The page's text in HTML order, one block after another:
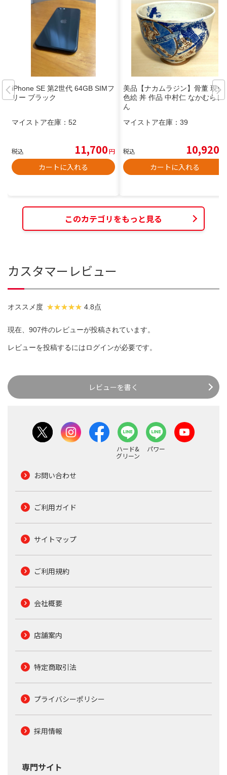
iPhone SE 第2世代 64GB SIMフ
リー ブラック
マイストア在庫： 52
税込 11,700円
カートに入れる
美品【ナカムラジン】骨董 現代
色絵 丼 作品 中村仁 なかむらじ
ん
マイストア在庫： 39
税込 10,920
カートに入れる
このカテゴリをもっと見る
カスタマーレビュー
オススメ度 4.8点
現在、907件のレビューが投稿されています。
レビューを投稿するにはログインが必要です。
レビューを書く
ハード&
グリーン
パワー
お問い合わせ
ご利用ガイド
サイトマップ
ご利用規約
会社概要
店舗案内
特定商取引法
プライバシーポリシー
採用情報
専門サイト